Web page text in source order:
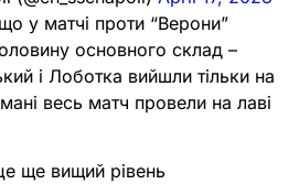
у матчі проти “Верони”
основного склад –
і Лоботка вийшли тільки на
весь матч провели на лаві
ще вищий рівень